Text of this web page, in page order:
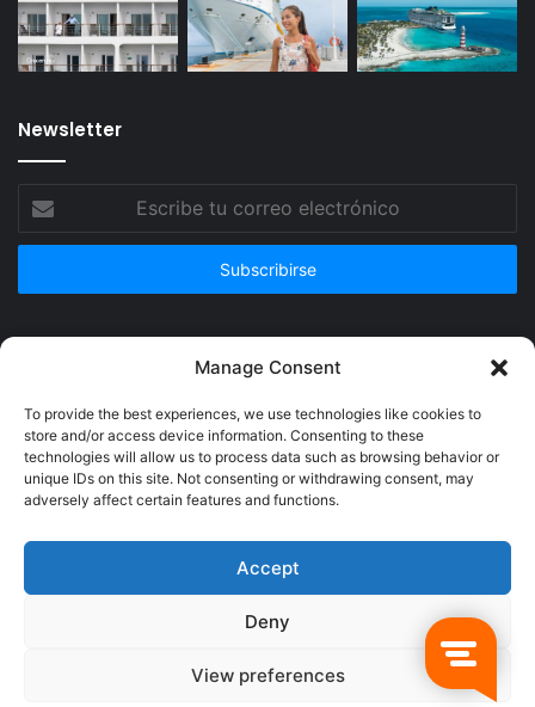
Manage Consent
To provide the best experiences, we use technologies like cookies to
store and/or access device information. Consenting to these
technologies will allow us to process data such as browsing behavior or
unique IDs on this site. Not consenting or withdrawing consent, may
adversely affect certain features and functions.
Accept
Deny
View preferences
Newsletter
correo
© Copyright 2026, Todos los derechos reservados @Crucerum |
Facebook
TwitterYouTubeInstagram